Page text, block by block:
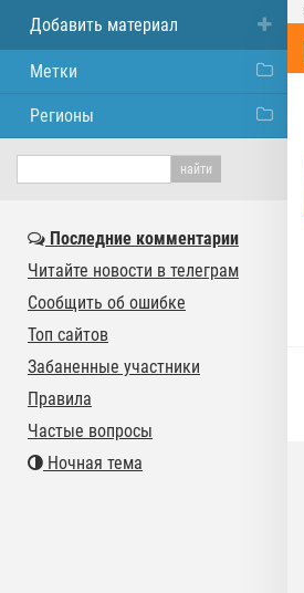
Добавить материал
Метки
Регионы
Последние комментарии
Читайте новости в телеграм
Сообщить об ошибке
Топ сайтов
Забаненные участники
Правила
Частые вопросы
Ночная тема